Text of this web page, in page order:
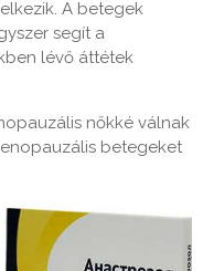
A betegek
segít a
lévő áttétek
nőkké válnak
betegeket